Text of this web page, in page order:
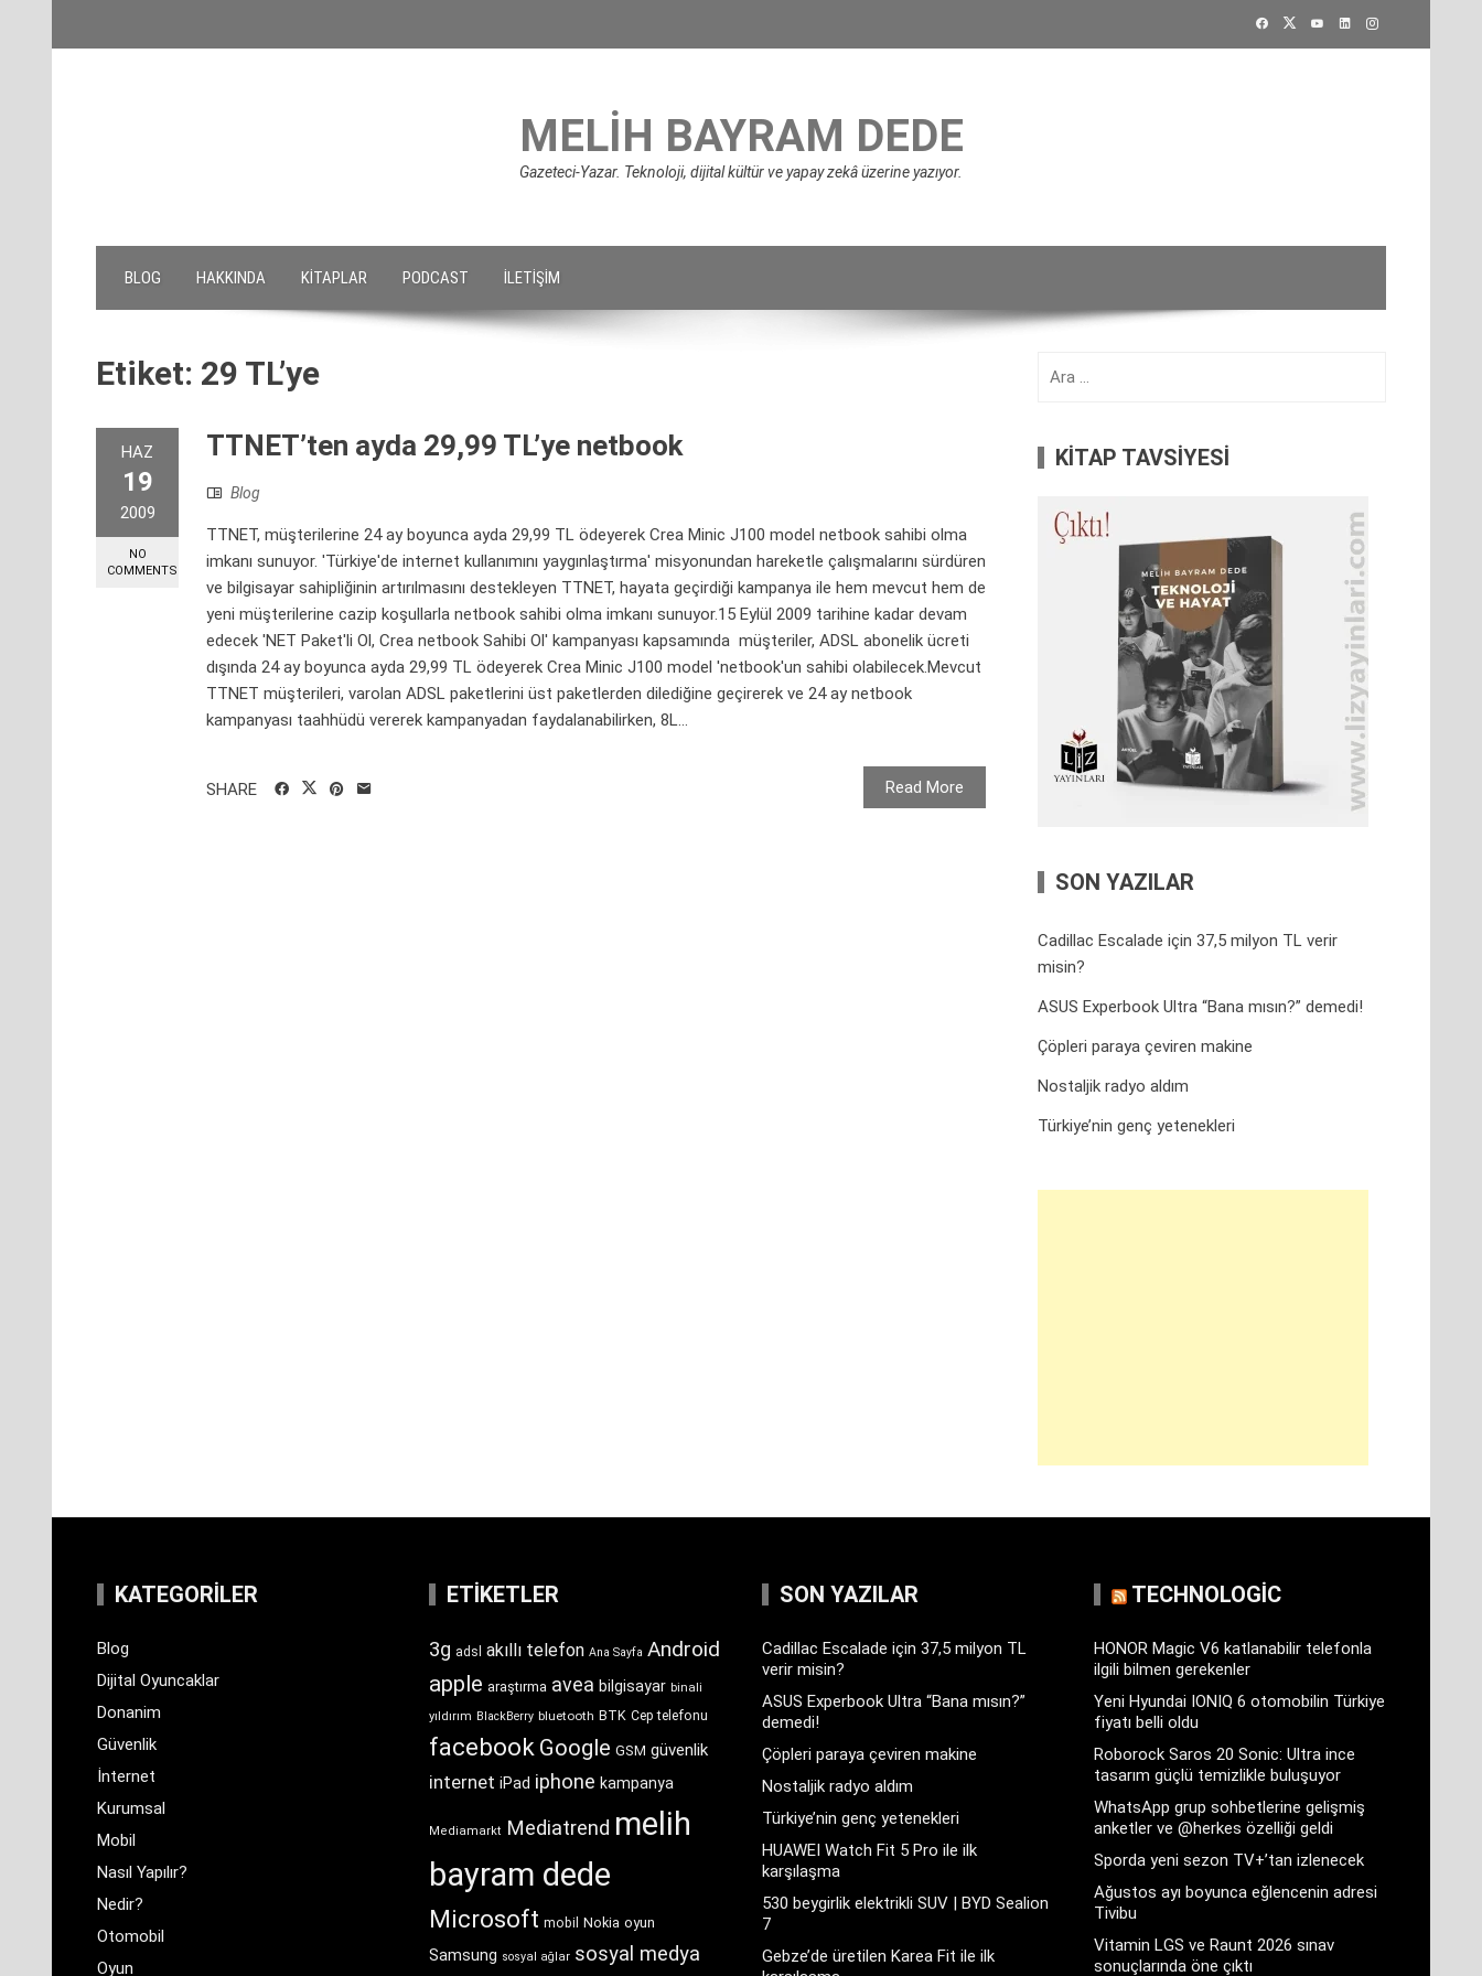
MELIH BAYRAM DEDE
Gazeteci-Yazar. Teknoloji, dijital kültür ve yapay zekâ üzerine yazıyor.
BLOG HAKKINDA KITAPLAR PODCAST İLETIŞIM
Etiket: 29 TL’ye
HAZ
19
2009
NO
COMMENTS
TTNET’ten ayda 29,99 TL’ye netbook
Blog
TTNET, müşterilerine 24 ay boyunca ayda 29,99 TL ödeyerek Crea Minic J100 model netbook sahibi olma
imkanı sunuyor. 'Türkiye'de internet kullanımını yaygınlaştırma' misyonundan hareketle çalışmalarını sürdüren
ve bilgisayar sahipliğinin artırılmasını destekleyen TTNET, hayata geçirdiği kampanya ile hem mevcut hem de
yeni müşterilerine cazip koşullarla netbook sahibi olma imkanı sunuyor.15 Eylül 2009 tarihine kadar devam
edecek 'NET Paket'li Ol, Crea netbook Sahibi Ol' kampanyası kapsamında müşteriler, ADSL abonelik ücreti
dışında 24 ay boyunca ayda 29,99 TL ödeyerek Crea Minic J100 model 'netbook'un sahibi olabilecek.Mevcut
TTNET müşterileri, varolan ADSL paketlerini üst paketlerden dilediğine geçirerek ve 24 ay netbook
kampanyası taahhüdü vererek kampanyadan faydalanabilirken, 8L...
Read More
SHARE
KİTAP TAVSİYESİ
SON YAZILAR
Cadillac Escalade için 37,5 milyon TL verir
misin?
ASUS Experbook Ultra “Bana mısın?” demedi!
Çöpleri paraya çeviren makine
Nostaljik radyo aldım
Türkiye’nin genç yetenekleri
KATEGORILER
Blog
Dijital Oyuncaklar
Donanim
Güvenlik
İnternet
Kurumsal
Mobil
Nasıl Yapılır?
Nedir?
Otomobil
Oyun
ETIKETLER
3g adsl akıllı telefon Ana Sayfa Android
apple araştırma avea bilgisayar binali
yıldırım BlackBerry bluetooth BTK Cep telefonu
facebook Google GSM güvenlik
internet iPad iphone kampanya
Mediamarkt Mediatrend melih
bayram dede
Microsoft mobil Nokia oyun
Samsung sosyal ağlar sosyal medya
SON YAZILAR
Cadillac Escalade için 37,5 milyon TL
verir misin?
ASUS Experbook Ultra “Bana mısın?”
demedi!
Çöpleri paraya çeviren makine
Nostaljik radyo aldım
Türkiye’nin genç yetenekleri
HUAWEI Watch Fit 5 Pro ile ilk
karşılaşma
530 beygirlik elektrikli SUV | BYD Sealion
7
Gebze’de üretilen Karea Fit ile ilk
TECHNOLOGIC
HONOR Magic V6 katlanabilir telefonla
ilgili bilmen gerekenler
Yeni Hyundai IONIQ 6 otomobilin Türkiye
fiyatı belli oldu
Roborock Saros 20 Sonic: Ultra ince
tasarım güçlü temizlikle buluşuyor
WhatsApp grup sohbetlerine gelişmiş
anketler ve @herkes özelliği geldi
Sporda yeni sezon TV+’tan izlenecek
Ağustos ayı boyunca eğlencenin adresi
Tivibu
Vitamin LGS ve Raunt 2026 sınav
sonuçlarında öne çıktı